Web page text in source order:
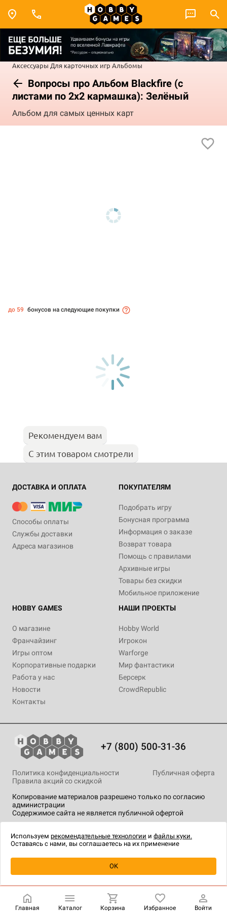
Аксессуары Для карточных игр Альбомы
Вопросы про Альбом Blackfire (с
листами по 2x2 кармашка): Зелёный
Альбом для самых ценных карт
Уведомить о наличии
до 59 бонусов на следующие покупки
Рекомендуем вам
С этим товаром смотрели
ДОСТАВКА И ОПЛАТА
Способы оплаты
Службы доставки
Адреса магазинов
ПОКУПАТЕЛЯМ
Подобрать игру
Бонусная программа
Информация о заказе
Возврат товара
Помощь с правилами
Архивные игры
Товары без скидки
Мобильное приложение
HOBBY GAMES
О магазине
Франчайзинг
Игры оптом
Корпоративные подарки
Работа у нас
Новости
Контакты
НАШИ ПРОЕКТЫ
Hobby World
Игрокон
Warforge
Мир фантастики
Берсерк
CrowdRepublic
+7 (800) 500-31-36
Копирование материалов разрешено только по согласию
администрации
Содержимое сайта не является публичной офертой
Политика конфиденциальности
Публичная оферта
Правила акций со скидкой
технологии.
Главная Каталог Корзина Избранное Войти
Используем рекомендательные технологии и файлы куки.
Оставаясь с нами, вы соглашаетесь на их применение
OK